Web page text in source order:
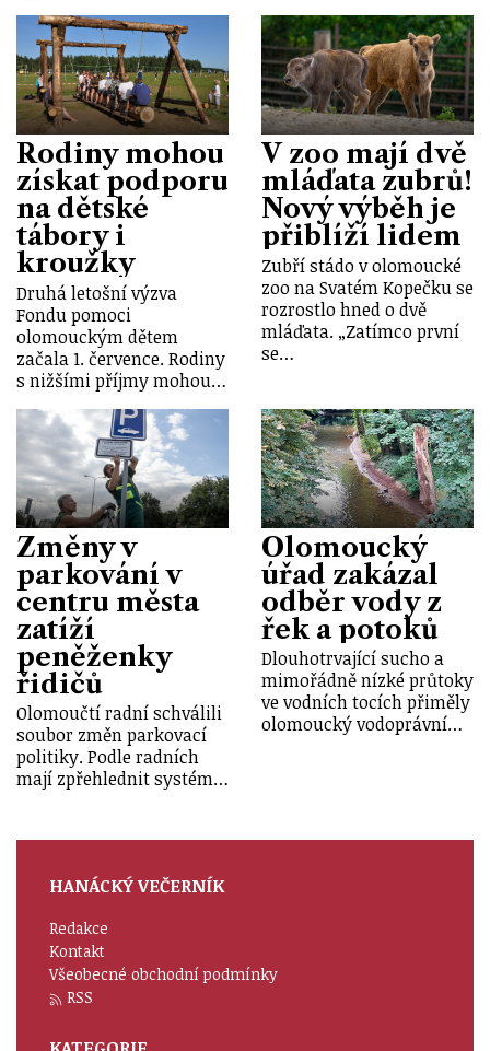
Rodiny mohou
získat podporu
na dětské
tábory i
kroužky
Druhá letošní výzva
Fondu pomoci
olomouckým dětem
začala 1. července. Rodiny
s nižšími příjmy mohou…
V zoo mají dvě
mláďata zubrů!
Nový výběh je
přiblíží lidem
Zubří stádo v olomoucké
zoo na Svatém Kopečku se
rozrostlo hned o dvě
mláďata. „Zatímco první
se…
Změny v
parkování v
centru města
zatíží
peněženky
řidičů
Olomoučtí radní schválili
soubor změn parkovací
politiky. Podle radních
mají zpřehlednit systém…
Olomoucký
úřad zakázal
odběr vody z
řek a potoků
Dlouhotrvající sucho a
mimořádně nízké průtoky
ve vodních tocích přiměly
olomoucký vodoprávní…
HANÁCKÝ VEČERNÍK
Redakce
Kontakt
Všeobecné obchodní podmínky
RSS